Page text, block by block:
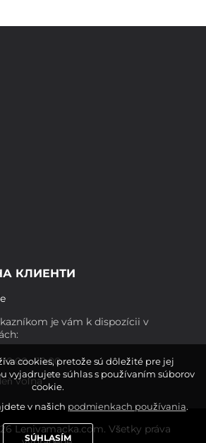
КЛИЕНТИ
je vám k dispozícii v
- 19:00
voľna
Lenivamacka.com. Všetky práva
cookies, pretože sú dôležité pre jej
vyjadrujete súhlas s používaním súborov
cookie.
v našich podmienkach používania.
SÚHLASÍM